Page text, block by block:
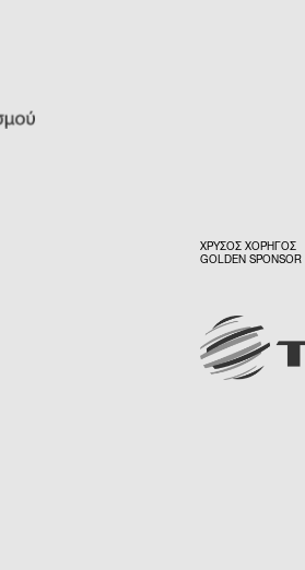
ΧΡΥΣΟΣ ΧΟΡΗΓΟΣ
GOLDEN SPONSOR